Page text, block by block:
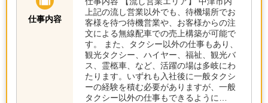
仕事内容
上記の流し営業以外でも、待機場所でお
客様を待つ待機営業や、お客様からの注
文による無線配車での売上構築が可能で
す。 また、タクシー以外の仕事もあり、
観光タクシー、ハイヤー、福祉、観光バ
ス、霊柩車、など、活躍の場は多岐にわ
たります。いずれも入社後に一般タクシ
ーの経験を積む必要がありますが、一般
タクシー以外の仕事もできるように…